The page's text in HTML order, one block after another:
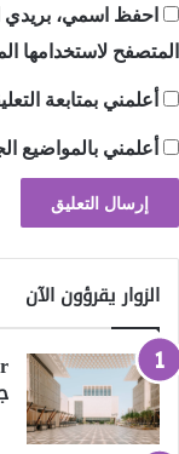
احفظ اسمي، بريدي
المتصفح لاستخدامها
أعلمني بمتابعة
أعلمني بالمواضيع
الزوار يقرؤون الآن